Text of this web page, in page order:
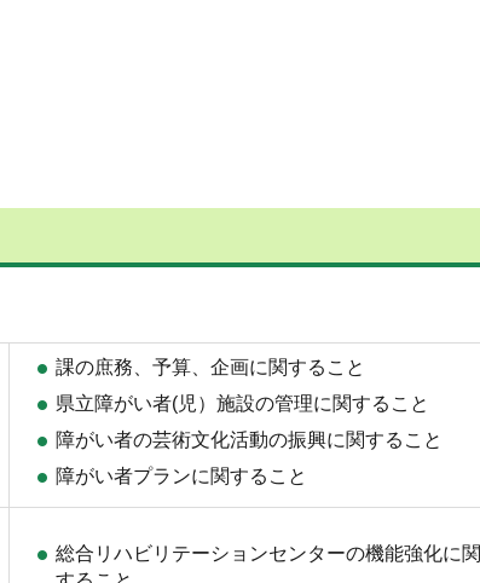
課の庶務、予算、企画に関すること
県立障がい者(児）施設の管理に関すること
障がい者の芸術文化活動の振興に関すること
障がい者プランに関すること
総合リハビリテーションセンターの機能強化に関